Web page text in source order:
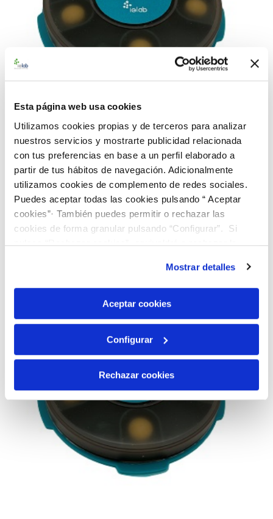
Esta página web usa cookies
Utilizamos cookies propias y de terceros para analizar
nuestros servicios y mostrarte publicidad relacionada
con tus preferencias en base a un perfil elaborado a
partir de tus hábitos de navegación. Adicionalmente
utilizamos cookies de complemento de redes sociales.
Puedes aceptar todas las cookies pulsando “ Aceptar
cookies”· También puedes permitir o rechazar las
cookies de forma granular pulsando “Configurar”. Si
pulsas “Rechazar cookies”, equivaldrá a rechazar la
son indispensables para que el sitio web funcione y que
por tanto no se pueden desactivar. Puedes consultar
más información en nuestraPolítica de Cookies
Mostrar detalles
Aceptar cookies
Configurar
Rechazar cookies
990095 BACredi BC-5 Rango Alto E. coli CECT
434
112,00 €
AÑADIR AL CARRITO